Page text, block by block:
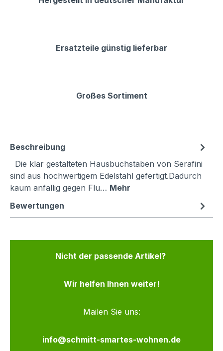
Ersatzteile günstig lieferbar
Großes Sortiment
Beschreibung
Die klar gestalteten Hausbuchstaben von Serafini
sind aus hochwertigem Edelstahl gefertigt.Dadurch
kaum anfällig gegen Flu… Mehr
Bewertungen
Nicht der passende Artikel?
Wir helfen Ihnen weiter!
Mailen Sie uns:
info@schmitt-smartes-wohnen.de